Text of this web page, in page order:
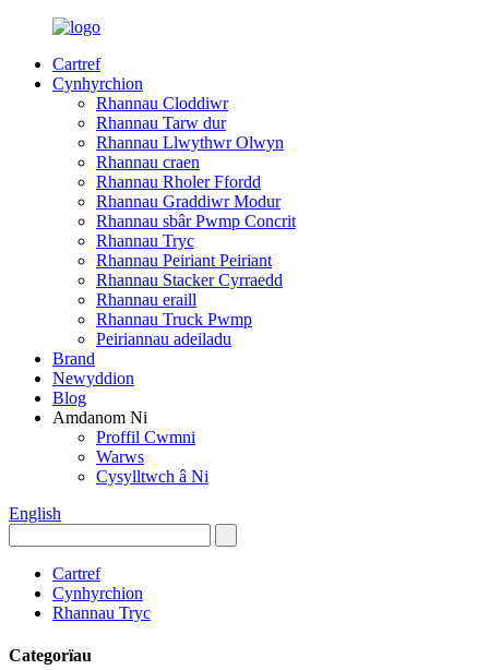
Cartref
Cynhyrchion
Rhannau Cloddiwr
Rhannau Tarw dur
Rhannau Llwythwr Olwyn
Rhannau craen
Rhannau Rholer Ffordd
Rhannau Graddiwr Modur
Rhannau sbâr Pwmp Concrit
Rhannau Tryc
Rhannau Peiriant Peiriant
Rhannau Stacker Cyrraedd
Rhannau eraill
Rhannau Truck Pwmp
Peiriannau adeiladu
Brand
Newyddion
Blog
Amdanom Ni
Proffil Cwmni
Warws
Cysylltwch â Ni
English
Cartref
Cynhyrchion
Rhannau Tryc
Categorïau